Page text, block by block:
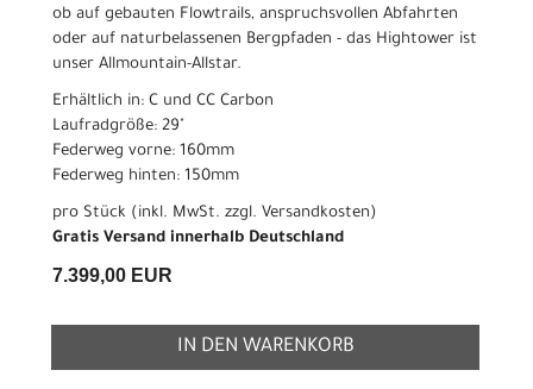
ob auf gebauten Flowtrails, anspruchsvollen Abfahrten
oder auf naturbelassenen Bergpfaden - das Hightower ist
unser Allmountain-Allstar.
Erhältlich in: C und CC Carbon
Laufradgröße: 29"
Federweg vorne: 160mm
Federweg hinten: 150mm
pro Stück (inkl. MwSt. zzgl. Versandkosten)
Gratis Versand innerhalb Deutschland
7.399,00 EUR
IN DEN WARENKORB